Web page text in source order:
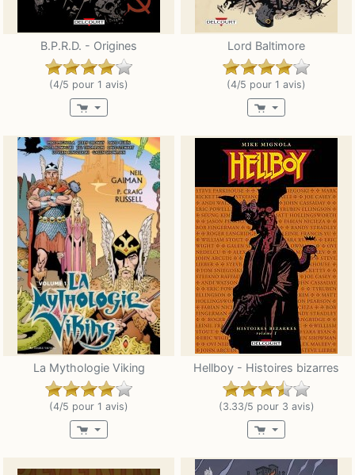
B.P.R.D. - Origines
(4/5 pour 1 avis)
Lord Baltimore
(4/5 pour 1 avis)
La Mythologie Viking
(4/5 pour 1 avis)
Hellboy - Histoires bizarres
(3.33/5 pour 3 avis)